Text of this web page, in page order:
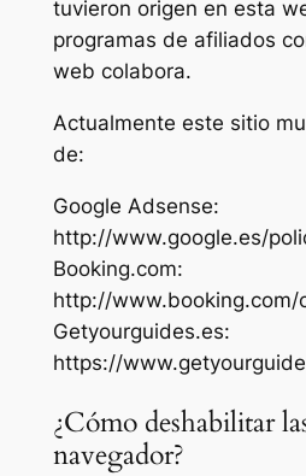
tuvieron origen en esta
programas de afiliados
web colabora.
Actualmente este sitio
de:
Google Adsense:
http://www.google.es/
Booking.com:
http://www.booking.com/
Getyourguides.es:
https://
¿Cómo deshabilitar
navegador?